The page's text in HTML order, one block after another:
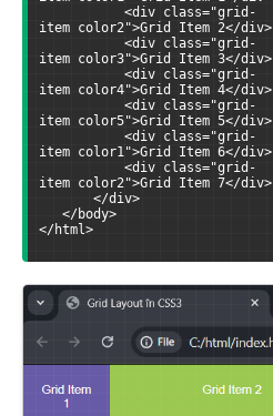
<div class="grid-
item color2">Grid Item 2</div>
<div class="grid-
item color3">Grid Item 3</div>
<div class="grid-
item color4">Grid Item 4</div>
<div class="grid-
item color5">Grid Item 5</div>
<div class="grid-
item color1">Grid Item 6</div>
<div class="grid-
item color2">Grid Item 7</div>
</div>
</body>
</html>